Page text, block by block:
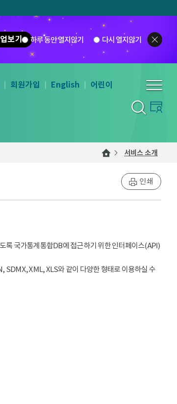
보기 하루 동안 열지않기 다시 열지않기
회원가입 English 어린이
서비스 소개
인쇄
록 국가통계통합DB에 접근하기 위한 인터페이스(API)
XML, XLS와 같이 다양한 형태로 이용하실 수